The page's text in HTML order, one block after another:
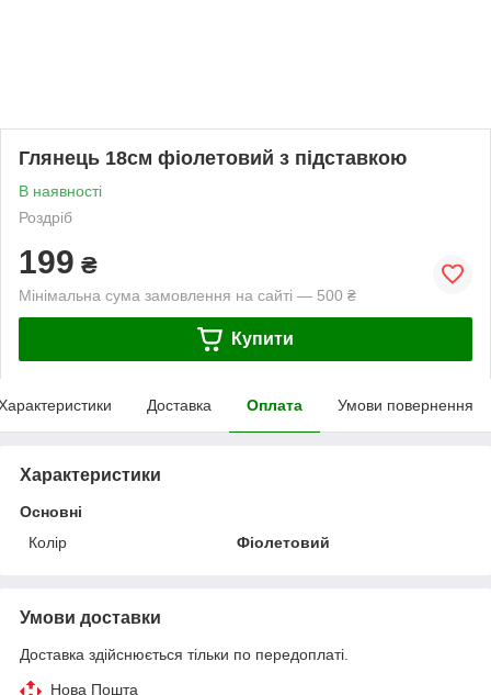
Глянець 18см фіолетовий з підставкою
В наявності
Роздріб
199 ₴
Мінімальна сума замовлення на сайті — 500 ₴
Купити
Доставка Оплата Умови повернення
Характеристики
Основні
Колір
Фіолетовий
Умови доставки
Доставка здійснюється тільки по передоплаті.
Нова Пошта